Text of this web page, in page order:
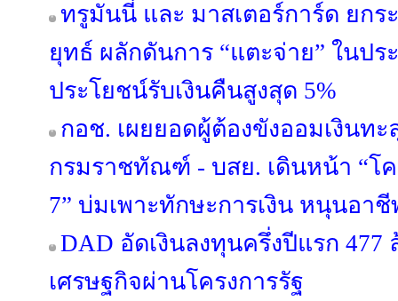
ทรูมันนี่ และ มาสเตอร์การ์ด ยกร
ยุทธ์ ผลักดันการ “แตะจ่าย” ในป
ประโยชน์รับเงินคืนสูงสุด 5%
กอช. เผยยอดผู้ต้องขังออมเงินท
กรมราชทัณฑ์ - บสย. เดินหน้า “โ
7” บ่มเพาะทักษะการเงิน หนุนอา
DAD อัดเงินลงทุนครึ่งปีแรก 477
เศรษฐกิจผ่านโครงการรัฐ